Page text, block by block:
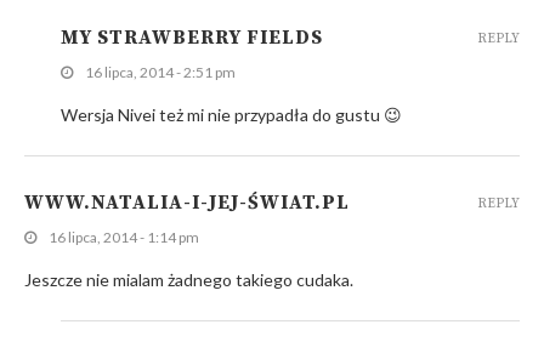
MY STRAWBERRY FIELDS
16 lipca, 2014 - 2:51 pm
Wersja Nivei też mi nie przypadła do gustu 😉
REPLY
WWW.NATALIA-I-JEJ-ŚWIAT.PL
16 lipca, 2014 - 1:14 pm
Jeszcze nie mialam żadnego takiego cudaka.
REPLY